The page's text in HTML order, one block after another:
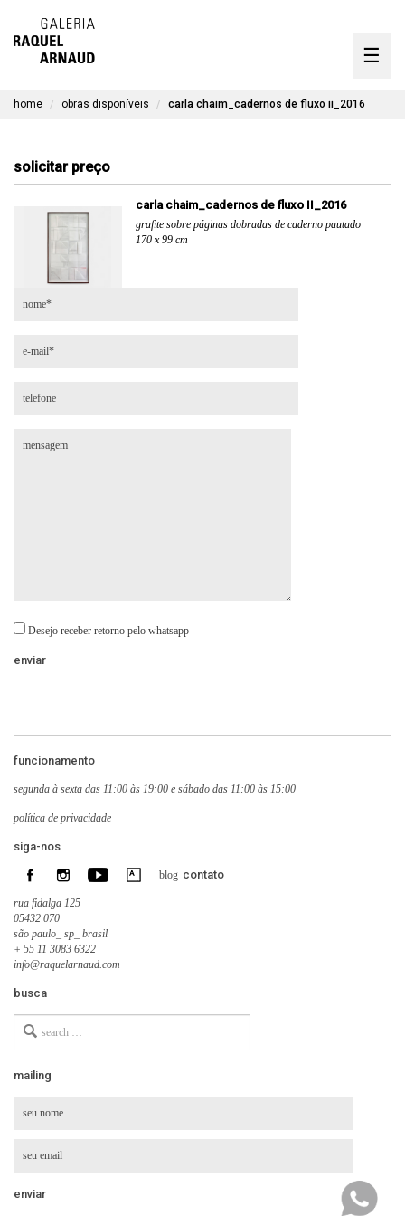
☰
contato
home obras disponíveis carla chaim_cadernos de fluxo ii_2016
solicitar preço
carla chaim_cadernos de fluxo II_2016
grafite sobre páginas dobradas de caderno pautado
170 x 99 cm
Desejo receber retorno pelo whatsapp
funcionamento
segunda à sexta das 11:00 às 19:00 e sábado das 11:00 às 15:00
política de privacidade
siga-nos
blog contato
rua fidalga 125
05432 070
são paulo_ sp_ brasil
+ 55 11 3083 6322
info@raquelarnaud.com
busca
for
mailing